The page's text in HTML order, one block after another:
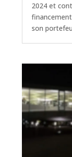
2024 et
son